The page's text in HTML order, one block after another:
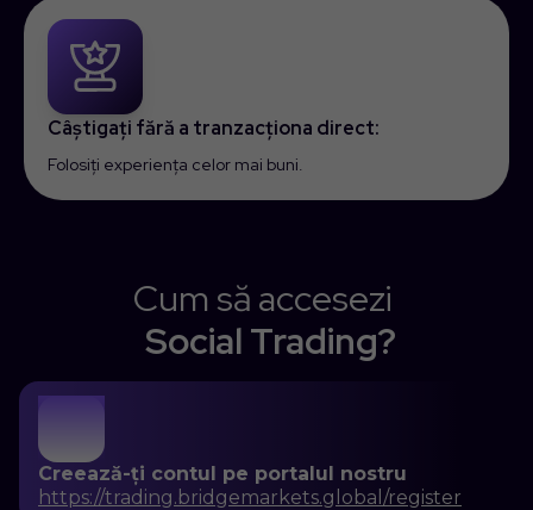
Câștigați fără a tranzacționa direct:
Folosiți experiența celor mai buni.
Cum să accesezi
Social Trading?
1
Creează-ți contul pe portalul nostru
https://trading.bridgemarkets.global/register